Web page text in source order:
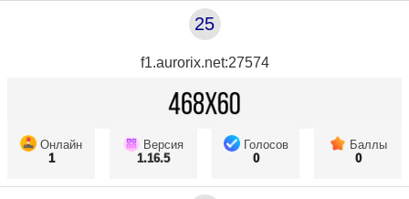
25
f1.aurorix.net:27574
Онлайн
1
Версия
1.16.5
Голосов
0
Баллы
0